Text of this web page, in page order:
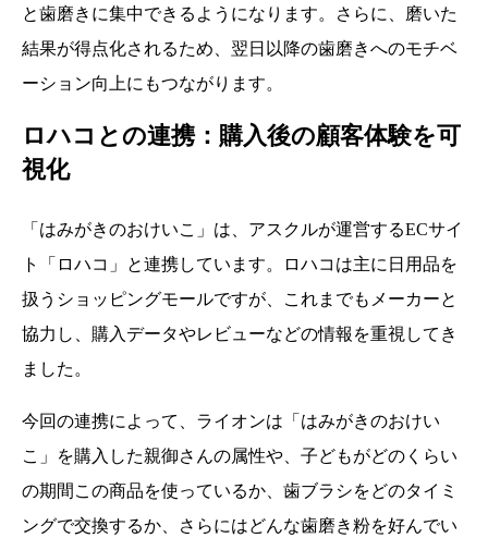
と歯磨きに集中できるようになります。さらに、磨いた
結果が得点化されるため、翌日以降の歯磨きへのモチベ
ーション向上にもつながります。
ロハコとの連携：購入後の顧客体験を可
視化
「はみがきのおけいこ」は、アスクルが運営するECサイ
ト「ロハコ」と連携しています。ロハコは主に日用品を
扱うショッピングモールですが、これまでもメーカーと
協力し、購入データやレビューなどの情報を重視してき
ました。
今回の連携によって、ライオンは「はみがきのおけい
こ」を購入した親御さんの属性や、子どもがどのくらい
の期間この商品を使っているか、歯ブラシをどのタイミ
ングで交換するか、さらにはどんな歯磨き粉を好んでい